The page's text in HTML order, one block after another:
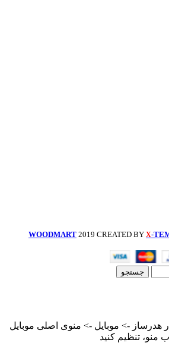
WOODMART 2019 CREATED BY X-
جستجو
هدرساز -> موبایل -> منوی اصلی موبایل
منو، تنظیم کنید